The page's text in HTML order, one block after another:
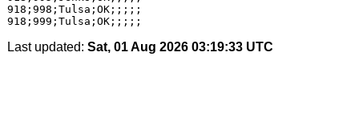
Last updated: Sat, 01 Aug 2026 03:19:33 UTC